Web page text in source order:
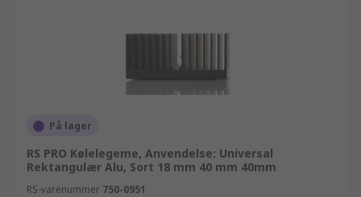
På lager
RS PRO Kølelegeme, Anvendelse: Universal
Rektangulær Alu, Sort 18 mm 40 mm 40mm
RS-varenummer 750-0951